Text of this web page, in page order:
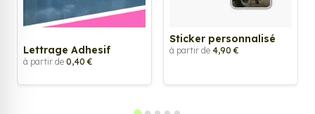
Lettrage Adhesif
à partir de 0,40 €
Sticker personnalisé
à partir de 4,90 €